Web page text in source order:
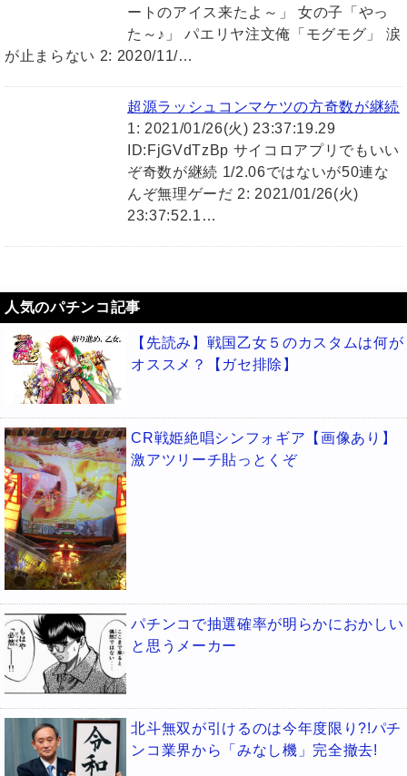
ートのアイス来たよ～」 女の子「やっ
た～♪」 パエリヤ注文俺「モグモグ」 涙
が止まらない 2: 2020/11/…
超源ラッシュコンマケツの方奇数が継続
1: 2021/01/26(火) 23:37:19.29
ID:FjGVdTzBp サイコロアプリでもいい
ぞ奇数が継続 1/2.06ではないが50連な
んぞ無理ゲーだ 2: 2021/01/26(火)
23:37:52.1…
人気のパチンコ記事
【先読み】戦国乙女５のカスタムは何が
オススメ？【ガセ排除】
CR戦姫絶唱シンフォギア【画像あり】
激アツリーチ貼っとくぞ
パチンコで抽選確率が明らかにおかしい
と思うメーカー
北斗無双が引けるのは今年度限り?!パチ
ンコ業界から「みなし機」完全撤去!